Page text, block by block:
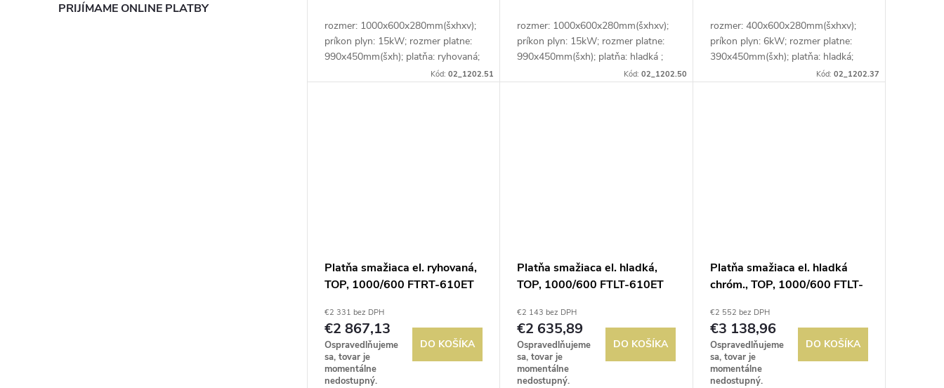
PRIJÍMAME ONLINE PLATBY
rozmer: 1000x600x280mm(šxhxv);
príkon plyn: 15kW; rozmer platne:
990x450mm(šxh); platňa: ryhovaná;
prevedenie: teplovodivá oceľ;
Kód:02_1202.51
rozmer: 1000x600x280mm(šxhxv);
príkon plyn: 15kW; rozmer platne:
990x450mm(šxh); platňa: hladká ;
prevedenie: teplovodivá oceľ;
Kód: 02_1202.50
rozmer: 400x600x280mm(šxhxv);
príkon plyn: 6kW; rozmer platne:
390x450mm(šxh); platňa: hladká;
prevedenie: brúsený chróm;
Kód: 02_1202.37
Platňa smažiaca el. ryhovaná,
TOP, 1000/600 FTRT-610ET
€2 331 bez DPH
€2 867,13
Ospravedlňujeme
sa, tovar je
momentálne
nedostupný.
DO KOŠÍKA
Platňa smažiaca el. hladká,
TOP, 1000/600 FTLT-610ET
€2 143 bez DPH
€2 635,89
Ospravedlňujeme
sa, tovar je
momentálne
nedostupný.
DO KOŠÍKA
Platňa smažiaca el. hladká
chróm., TOP, 1000/600 FTLT-
€2 552 bez DPH
€3 138,96
Ospravedlňujeme
sa, tovar je
momentálne
nedostupný.
DO KOŠÍKA